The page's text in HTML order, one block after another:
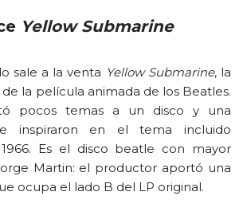
Yellow Submarine
sale a la venta Yellow Submarine, la
la película animada de los Beatles.
pocos temas a un disco y una
inspiraron en el tema incluido
Es el disco beatle con mayor
Martin: el productor aportó una
ocupa el lado B del LP original.